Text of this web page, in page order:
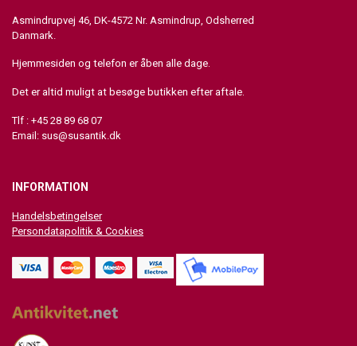
Asmindrupvej 46, DK-4572 Nr. Asmindrup, Odsherred
Danmark.
Hjemmesiden og telefon er åben alle dage.
Det er altid muligt at besøge butikken efter aftale.
Tlf : +45 28 89 68 07
Email: sus@susantik.dk
INFORMATION
Handelsbetingelser
Persondatapolitik & Cookies